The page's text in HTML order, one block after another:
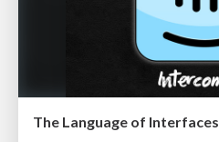
The Language of Interfaces